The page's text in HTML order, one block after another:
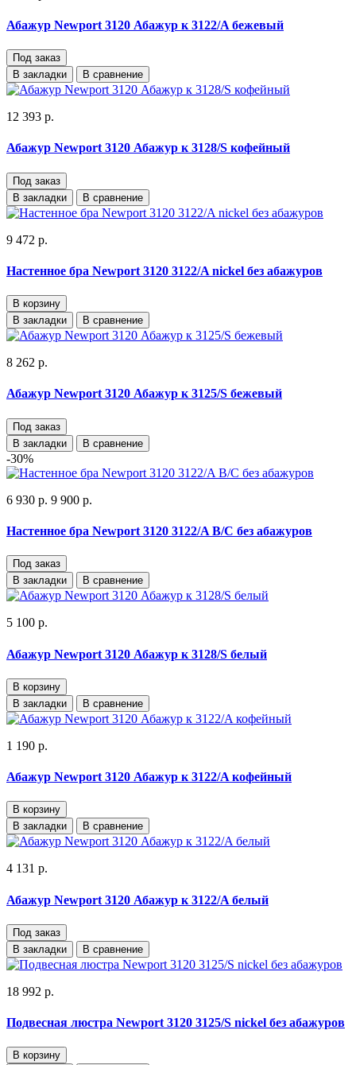
Абажур Newport 3120 Абажур к 3122/A бежевый
Под заказ
В закладки
В сравнение
12 393 р.
Абажур Newport 3120 Абажур к 3128/S кофейный
Под заказ
В закладки
В сравнение
9 472 р.
Настенное бра Newport 3120 3122/A nickel без абажуров
В корзину
В закладки
В сравнение
8 262 р.
Абажур Newport 3120 Абажур к 3125/S бежевый
Под заказ
В закладки
В сравнение
-30%
6 930 р. 9 900 р.
Настенное бра Newport 3120 3122/A B/C без абажуров
Под заказ
В закладки
В сравнение
5 100 р.
Абажур Newport 3120 Абажур к 3128/S белый
В корзину
В закладки
В сравнение
1 190 р.
Абажур Newport 3120 Абажур к 3122/A кофейный
В корзину
В закладки
В сравнение
4 131 р.
Абажур Newport 3120 Абажур к 3122/A белый
Под заказ
В закладки
В сравнение
18 992 р.
Подвесная люстра Newport 3120 3125/S nickel без абажуров
В корзину